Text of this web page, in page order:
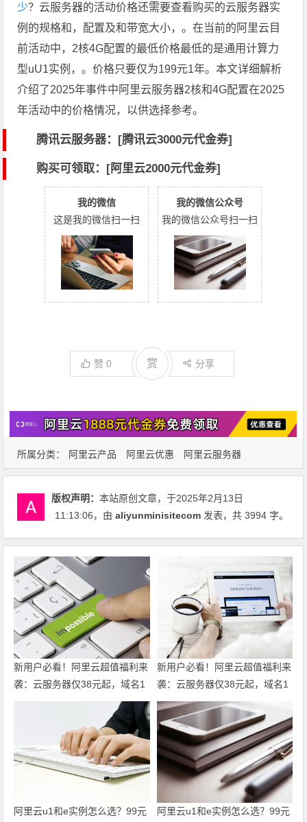
少？云服务器的活动价格还需要查看购买的云服务器实
例的规格和，配置及和带宽大小，。在当前的阿里云目
前活动中，2核4G配置的最低价格最低的是通用计算力
型uU1实例，。价格只要仅为199元1年。本文详细解析
介绍了2025年事件中阿里云服务器2核和4G配置在2025
年活动中的价格情况，以供选择参考。
腾讯云服务器：[腾讯云3000元代金券]
购买可领取：[阿里云2000元代金券]
我的微信
这是我的微信扫一扫
我的微信公众号
我的微信公众号扫一扫
赞0 赏 分享
所属分类： 阿里云产品 阿里云优惠 阿里云服务器
版权声明：本站原创文章，于2025年2月13日
11:13:06，由aliyunminisitecom 发表，共 3994 字。
新用户必看！阿里云超值福利来
袭：云服务器仅38元起，域名1
元注册，160款产品免费体验，
超全攻略一篇搞定！领代金券
新用户必看！阿里云超值福利来
袭：云服务器仅38元起，域名1
元注册，160款产品免费体验，
超全攻略一篇搞定！
阿里云u1和e实例怎么选？99元
阿里云u1和e实例怎么选？99元